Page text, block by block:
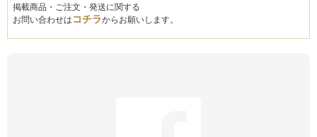
掲載商品・ご注文・発送に関する
お問い合わせは コチラからお願いします。